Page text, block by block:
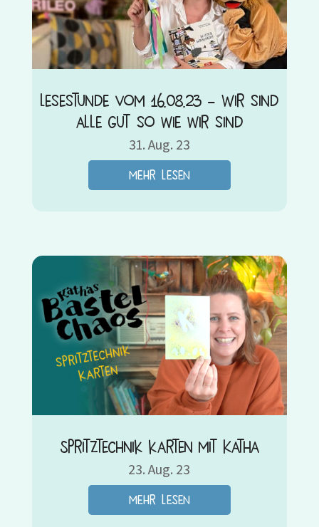
Lesestunde vom 16.08.23 – Wir sind
alle gut so wie wir sind
31. Aug. 23
mehr lesen
Spritztechnik karten mit Katha
23. Aug. 23
mehr lesen